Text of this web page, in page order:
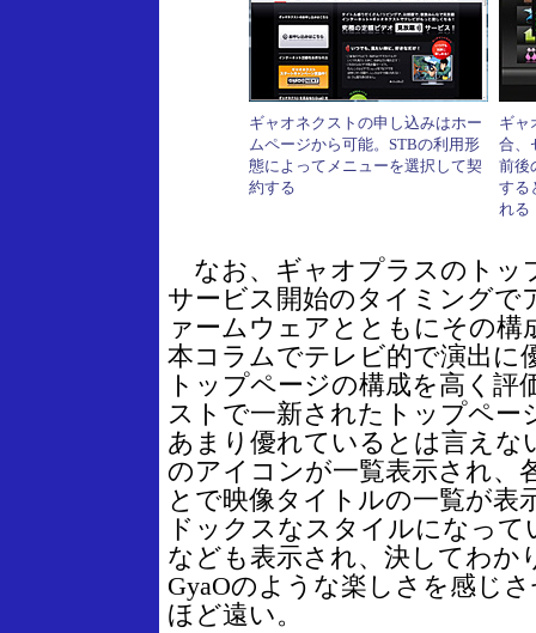
ギャオネクストの申し込みはホー
ムページから可能。STBの利用形
態によってメニューを選択して契
約する
ギャ
合、
前後
する
れる
なお、ギャオプラスのトッ
サービス開始のタイミングで
ァームウェアとともにその構
本コラムでテレビ的で演出に
トップページの構成を高く評
ストで一新されたトップペー
あまり優れているとは言えな
のアイコンが一覧表示され、
とで映像タイトルの一覧が表
ドックスなスタイルになっ
なども表示され、決してわか
GyaOのような楽しさを感じ
ほど遠い。